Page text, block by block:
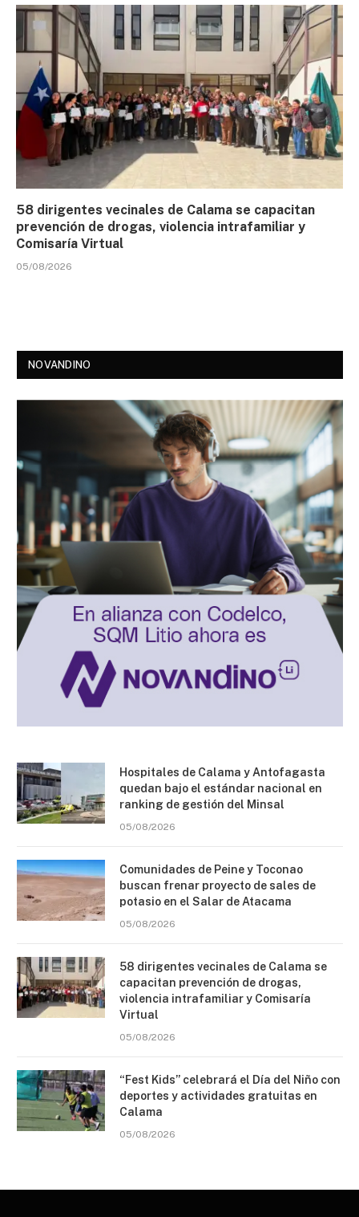
58 dirigentes vecinales de Calama se capacitan
prevención de drogas, violencia intrafamiliar y
Comisaría Virtual
05/08/2026
NOVANDINO
Hospitales de Calama y Antofagasta
quedan bajo el estándar nacional en
ranking de gestión del Minsal
05/08/2026
Comunidades de Peine y Toconao
buscan frenar proyecto de sales de
potasio en el Salar de Atacama
05/08/2026
58 dirigentes vecinales de Calama se
capacitan prevención de drogas,
violencia intrafamiliar y Comisaría
Virtual
05/08/2026
“Fest Kids” celebrará el Día del Niño con
deportes y actividades gratuitas en
Calama
05/08/2026